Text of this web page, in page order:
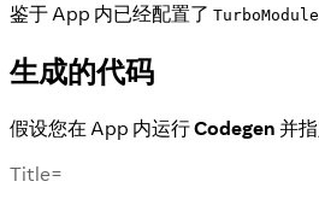
鉴于 App 内已经配置了
生成的代码
假设您在 App 内运行Codegen 并
Title=